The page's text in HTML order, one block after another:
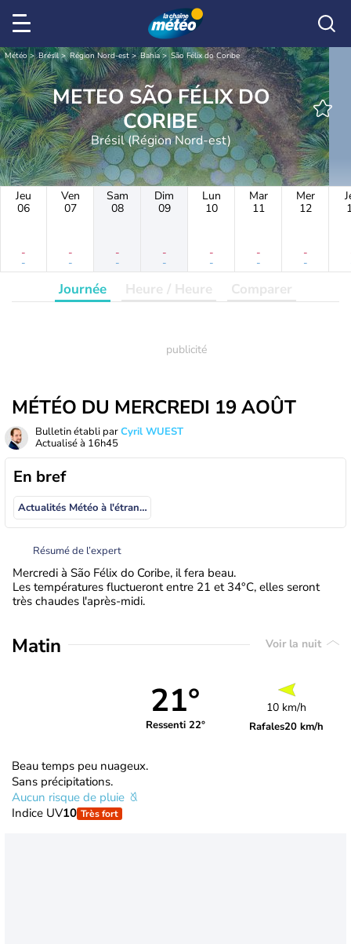
Météo Brésil Région Nord-est Bahia São Félix do Coribe
METEO SÃO FÉLIX DO
CORIBE
Brésil (Région Nord-est)
Jeu
06
-
-
Ven
07
-
-
Sam
08
-
-
Dim
09
-
-
Lun
10
-
-
Mar
11
-
-
Mer
12
-
-
Journée Heure / Heure Comparer
MÉTÉO DU MERCREDI 19 AOÛT
Bulletin établi parCyril WUEST
Actualisé à 16h45
En bref
Actualités Météo à l'étranger
Résumé de l’expert
Mercredi à São Félix do Coribe, il fera beau.
Les températures fluctueront entre 21 et 34°C, elles seront
très chaudes l'après-midi.
Matin Voir la nuit
21°
Ressenti 22°
10 km/h
Rafales20 km/h
Beau temps peu nuageux.
Sans précipitations.
Aucun risque de pluie
Indice UV10 Très fort